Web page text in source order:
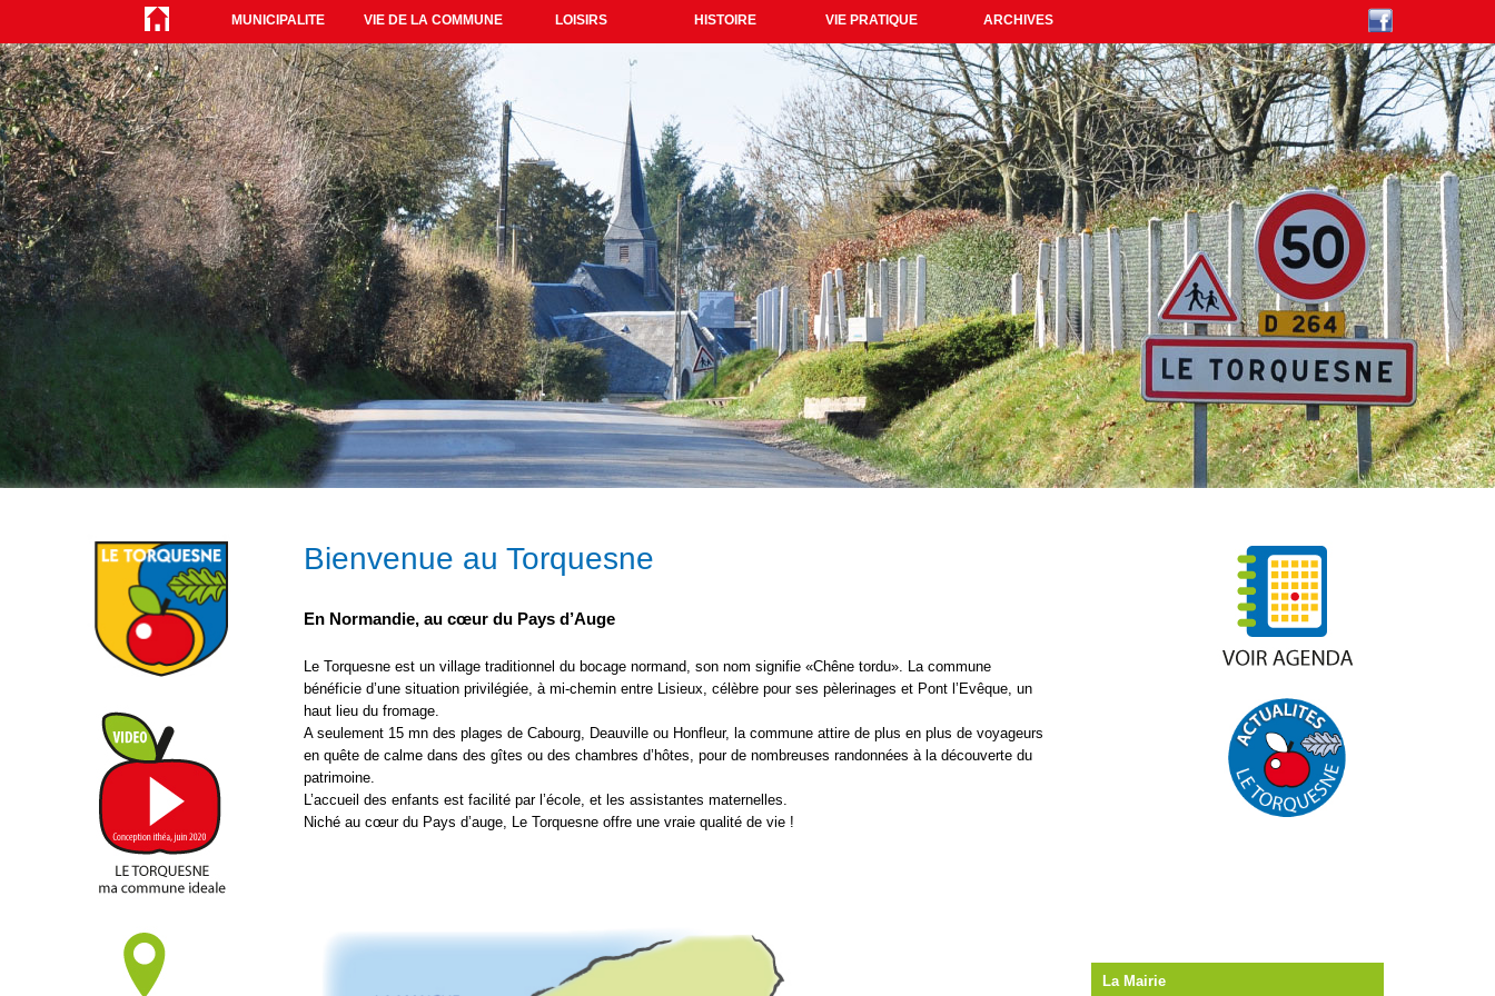
MUNICIPALITE VIE DE LA COMMUNE LOISIRS HISTOIRE VIE PRATIQUE ARCHIVES
Bienvenue au Torquesne
En Normandie, au cœur du Pays d’Auge
Le Torquesne est un village traditionnel du bocage normand, son nom signifie «Chêne tordu». La commune
bénéficie d’une situation privilégiée, à mi-chemin entre Lisieux, célèbre pour ses pèlerinages et Pont l’Evêque, un
haut lieu du fromage.
A seulement 15 mn des plages de Cabourg, Deauville ou Honfleur, la commune attire de plus en plus de voyageurs
en quête de calme dans des gîtes ou des chambres d’hôtes, pour de nombreuses randonnées à la découverte du
patrimoine.
L’accueil des enfants est facilité par l’école, et les assistantes maternelles.
Niché au cœur du Pays d’auge, Le Torquesne offre une vraie qualité de vie !
La Mairie